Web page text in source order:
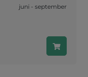
juni - september